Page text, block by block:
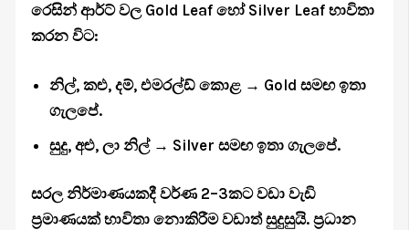
රෙසින් ආර්ට් වල Gold Leaf හෝ Silver Leaf භාවිතා
කරන විට:
නිල්, කළු, දම්, එමරල්ඩ් කොළ → Gold සමඟ ඉතා
ගැලපේ.
සුදු, අළු, ලා නිල් → Silver සමඟ ඉතා ගැලපේ.
සරල නිර්මාණයකදී වර්ණ 2–3කට වඩා වැඩි
ප්‍රමාණයක් භාවිතා නොකිරීම වඩාත් සුදුසුයි. ප්‍රධාන